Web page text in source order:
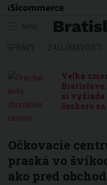
Veľká
si vyžiada
čoskoro
Očkovacie
praská vo
ako pred